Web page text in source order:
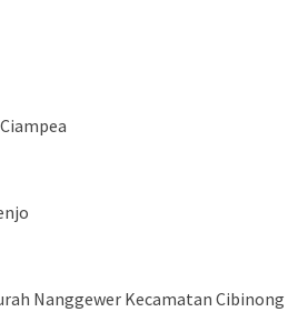
Nanggewer Kecamatan Cibinong